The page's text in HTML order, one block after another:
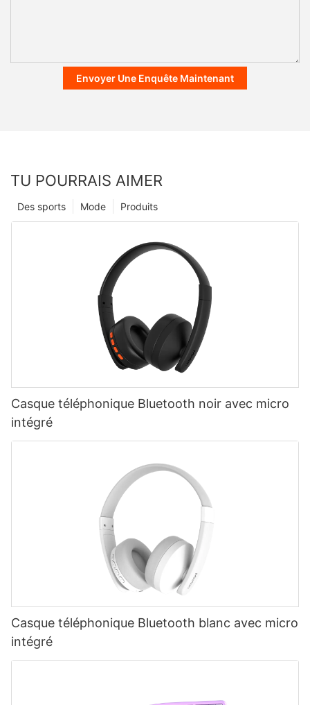
Envoyer Une Enquête Maintenant
TU POURRAIS AIMER
Produits
Mode
Des sports
Casque téléphonique Bluetooth noir avec micro
intégré
Casque téléphonique Bluetooth blanc avec micro
intégré